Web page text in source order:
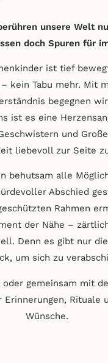
unsere Welt
doch Spuren für
ist tief
kein Tabu mehr. Mit
begegnen
ist es eine
und
liebevoll zur Seite
behutsam alle
Abschied
Rahmen
der Nähe –
Denn es gibt nur
um sich zu
gemeinsam mit
Erinnerungen, Rituale
Wünsche.